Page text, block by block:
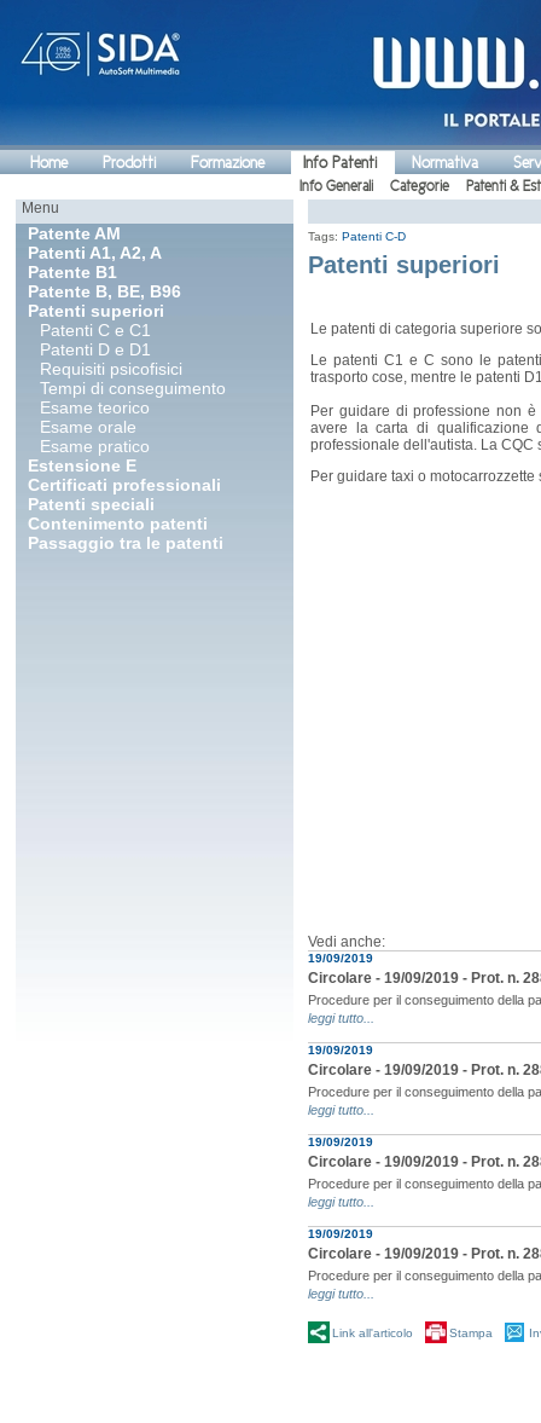
Home Prodotti Formazione Info Patenti Normativa
Info Generali Categorie
Patenti &
Menu
Patente AM
Patenti A1, A2, A
Patente B1
Patente B, BE, B96
Patenti superiori
Patenti C e C1
Patenti D e D1
Requisiti psicofisici
Tempi di conseguimento
Esame teorico
Esame orale
Esame pratico
Estensione E
Certificati professionali
Patenti speciali
Contenimento patenti
Passaggio tra le patenti
Tags: Patenti C-D
Patenti superiori
Le patenti di categoria superiore
Le patenti C1 e C sono le
trasporto cose, mentre le patenti
Per guidare di professione non
avere la carta di qualificazione
professionale dell'autista. La CQC
Per guidare taxi o
Vedi anche:
19/09/2019
Circolare - 19/09/2019 - Prot. n.
Procedure per il conseguimento della
leggi tutto...
19/09/2019
Circolare - 19/09/2019 - Prot. n.
Procedure per il conseguimento della
leggi tutto...
19/09/2019
Circolare - 19/09/2019 - Prot. n.
Procedure per il conseguimento della
leggi tutto...
19/09/2019
Circolare - 19/09/2019 - Prot. n.
Procedure per il conseguimento della
leggi tutto...
Link all'articolo Stampa